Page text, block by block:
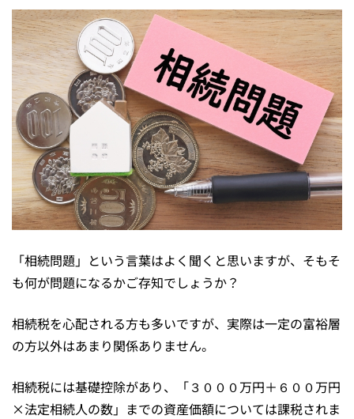
「相続問題」という言葉はよく聞くと思いますが、そもそ
も何が問題になるかご存知でしょうか？
相続税を心配される方も多いですが、実際は一定の富裕層
の方以外はあまり関係ありません。
相続税には基礎控除があり、「３０００万円＋６００万円
×法定相続人の数」までの資産価額については課税されま